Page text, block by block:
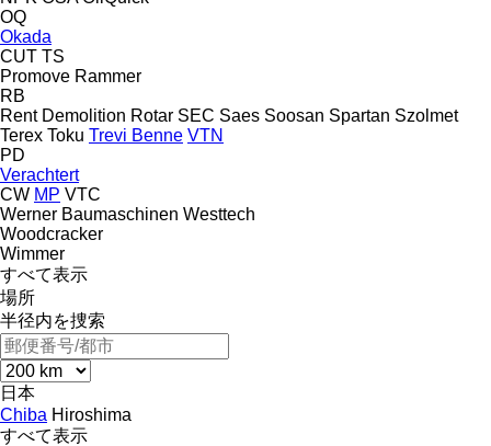
OQ
Okada
CUT TS
Promove Rammer
RB
Rent Demolition Rotar SEC Saes Soosan Spartan Szolmet
Terex Toku Trevi Benne VTN
PD
Verachtert
CW MP VTC
Werner Baumaschinen Westtech
Woodcracker
Wimmer
すべて表示
場所
半径内を捜索
日本
Chiba Hiroshima
すべて表示